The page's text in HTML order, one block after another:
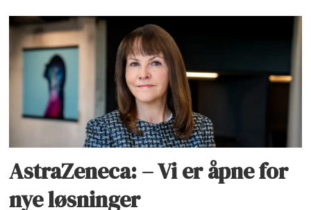
AstraZeneca: – Vi er åpne for
nye løsninger